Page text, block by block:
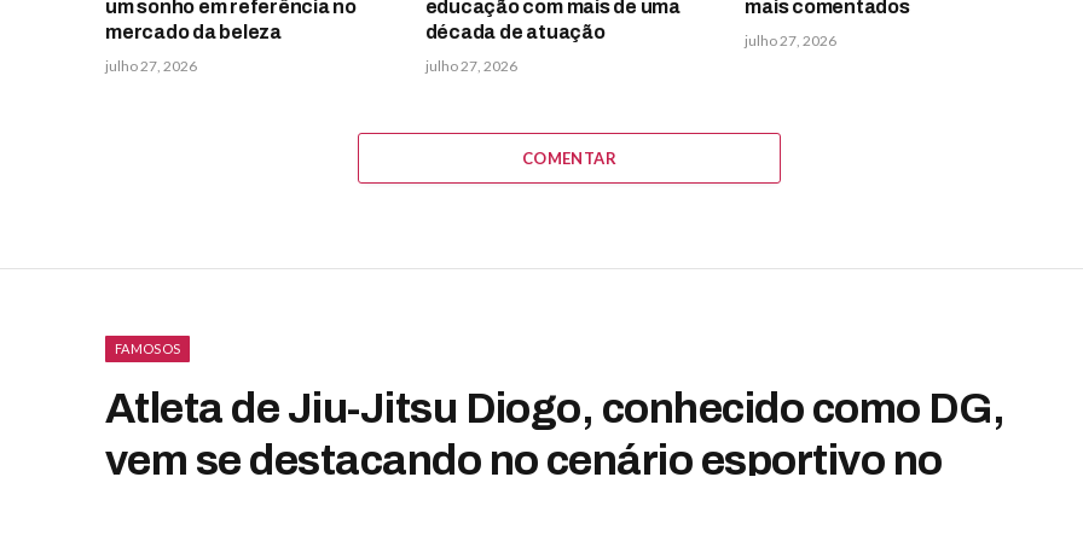
um sonho em referência no
mercado da beleza
julho 27, 2026
educação com mais de uma
década de atuação
julho 27, 2026
mais comentados
julho 27, 2026
COMENTAR
FAMOSOS
Atleta de Jiu-Jitsu Diogo, conhecido como DG,
vem se destacando no cenário esportivo no